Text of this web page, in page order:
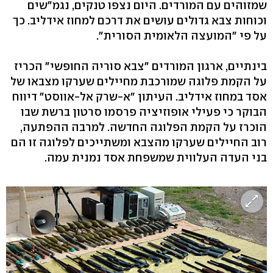
שמזוהים עם המורדים. היום נצפו טנקים, נגמ"שים
וכוחות צבא גדולים עושים את דרכם למחוז אידליב. כך
על פי "המועצה הלאומית הסורית".
בינתיים, ארגון המורדים "צבא סוריה החופשי" הכריז
על הקמת פלוגה שמורכבת מחיילים שערקו מצבאו של
אסד במחוז אידליב. העיתון "א-שרק אל-אווסט" דיווח
הבוקר כי פעילי אופוזיציה פרסמו סרטון ברשת שבו
הוכרז על הקמת הפלוגה החדשה. למרבה ההפתעה,
רוב החיילים שערקו מהצבא ומשתייכים לפלוגה זו הם
בני העדה העלווית שמשפחת אסד נמנית עמה.